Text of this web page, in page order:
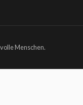
Menschen.